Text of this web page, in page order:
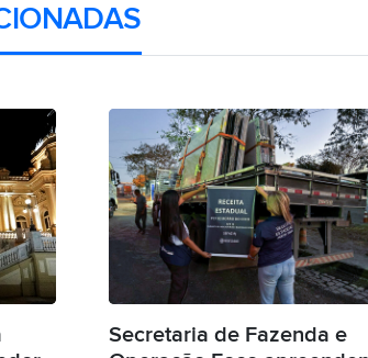
Secretaria de Fazenda e